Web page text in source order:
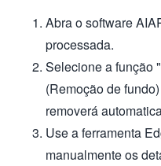
Abra o software
processada.
Selecione a função
(Remoção de
removerá
Use a ferramenta
manualmente os